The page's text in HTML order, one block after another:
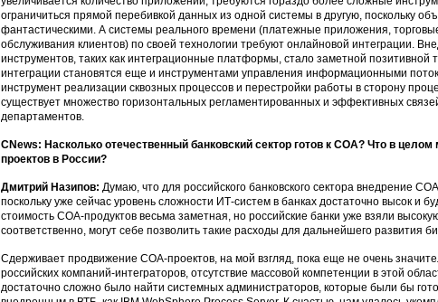
ограничиться прямой перебивкой данных из одной системы в другую, поскольку
фантастическими. А системы реального времени (платежные приложения,
обслуживания клиентов) по своей технологии требуют онлайновой интеграции.
инструментов, таких как интеграционные платформы, стало заметной позитивной
интеграции становятся еще и инструментами управления информационными
инструмент реализации сквозных процессов и перестройки работы в сторону
существует множество горизонтальных регламентированных и эффективных
департаментов.
CNews: Насколько отечественный банковский сектор готов к СОА? Что в
проектов в России?
Дмитрий Назипов: Думаю, что для российского банковского сектора внедрение
поскольку уже сейчас уровень сложности ИТ-систем в банках достаточно высок и
стоимость СОА-продуктов весьма заметная, но российские банки уже взяли
соответственно, могут себе позволить такие расходы для дальнейшего развития
Сдерживает продвижение СОА-проектов, на мой взгляд, пока еще не очень
российских компаний-интеграторов, отсутствие массовой компетенции в этой
достаточно сложно было найти системных администраторов, которые были бы